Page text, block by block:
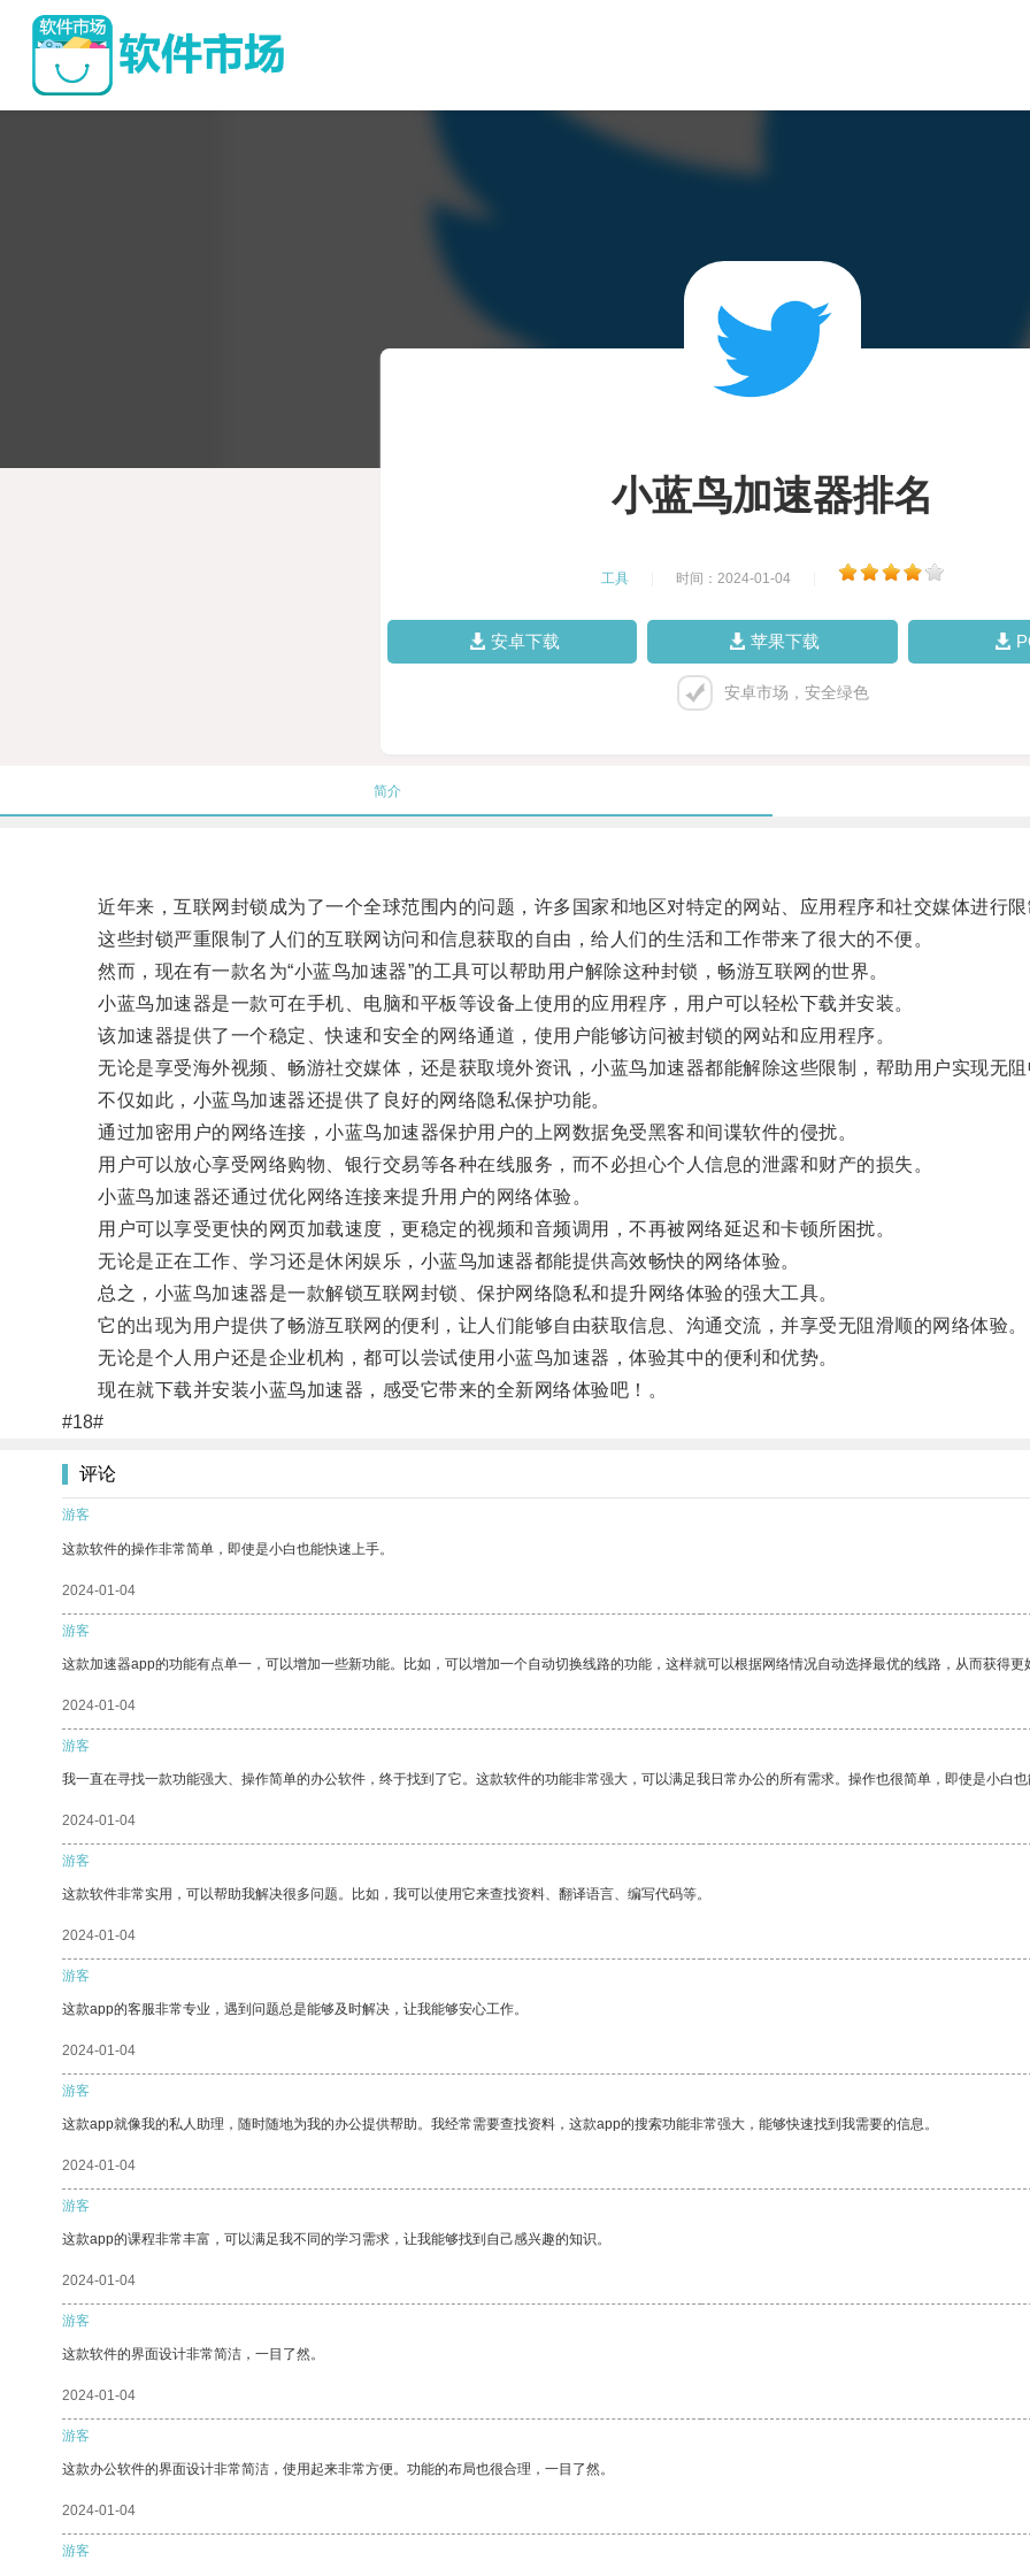
小蓝鸟加速器排名
工具 时间：2024-01-04
安卓下载 苹果下载
安卓市场，安全绿色
简介
近年来，互联网封锁成为了一个全球范围内的问题，许多国家和地区对特定的网站、应用程序和社交媒体进行限
这些封锁严重限制了人们的互联网访问和信息获取的自由，给人们的生活和工作带来了很大的不便。
然而，现在有一款名为“小蓝鸟加速器”的工具可以帮助用户解除这种封锁，畅游互联网的世界。
小蓝鸟加速器是一款可在手机、电脑和平板等设备上使用的应用程序，用户可以轻松下载并安装。
该加速器提供了一个稳定、快速和安全的网络通道，使用户能够访问被封锁的网站和应用程序。
无论是享受海外视频、畅游社交媒体，还是获取境外资讯，小蓝鸟加速器都能解除这些限制，帮助用户实现无阻
不仅如此，小蓝鸟加速器还提供了良好的网络隐私保护功能。
通过加密用户的网络连接，小蓝鸟加速器保护用户的上网数据免受黑客和间谍软件的侵扰。
用户可以放心享受网络购物、银行交易等各种在线服务，而不必担心个人信息的泄露和财产的损失。
小蓝鸟加速器还通过优化网络连接来提升用户的网络体验。
用户可以享受更快的网页加载速度，更稳定的视频和音频调用，不再被网络延迟和卡顿所困扰。
无论是正在工作、学习还是休闲娱乐，小蓝鸟加速器都能提供高效畅快的网络体验。
总之，小蓝鸟加速器是一款解锁互联网封锁、保护网络隐私和提升网络体验的强大工具。
它的出现为用户提供了畅游互联网的便利，让人们能够自由获取信息、沟通交流，并享受无阻滑顺的网络体验。
无论是个人用户还是企业机构，都可以尝试使用小蓝鸟加速器，体验其中的便利和优势。
现在就下载并安装小蓝鸟加速器，感受它带来的全新网络体验吧！。
#18#
评论
游客
这款软件的操作非常简单，即使是小白也能快速上手。
2024-01-04
游客
这款加速器app的功能有点单一，可以增加一些新功能。比如，可以增加一个自动切换线路的功能，这样就可以根据网络情况自动选择最优的线路，从而获得更
2024-01-04
游客
我一直在寻找一款功能强大、操作简单的办公软件，终于找到了它。这款软件的功能非常强大，可以满足我日常办公的所有需求。操作也很简单，即使是小白也
2024-01-04
游客
这款软件非常实用，可以帮助我解决很多问题。比如，我可以使用它来查找资料、翻译语言、编写代码等。
2024-01-04
游客
这款app的客服非常专业，遇到问题总是能够及时解决，让我能够安心工作。
2024-01-04
游客
这款app就像我的私人助理，随时随地为我的办公提供帮助。我经常需要查找资料，这款app的搜索功能非常强大，能够快速找到我需要的信息。
2024-01-04
游客
这款app的课程非常丰富，可以满足我不同的学习需求，让我能够找到自己感兴趣的知识。
2024-01-04
游客
这款软件的界面设计非常简洁，一目了然。
2024-01-04
游客
这款办公软件的界面设计非常简洁，使用起来非常方便。功能的布局也很合理，一目了然。
2024-01-04
游客